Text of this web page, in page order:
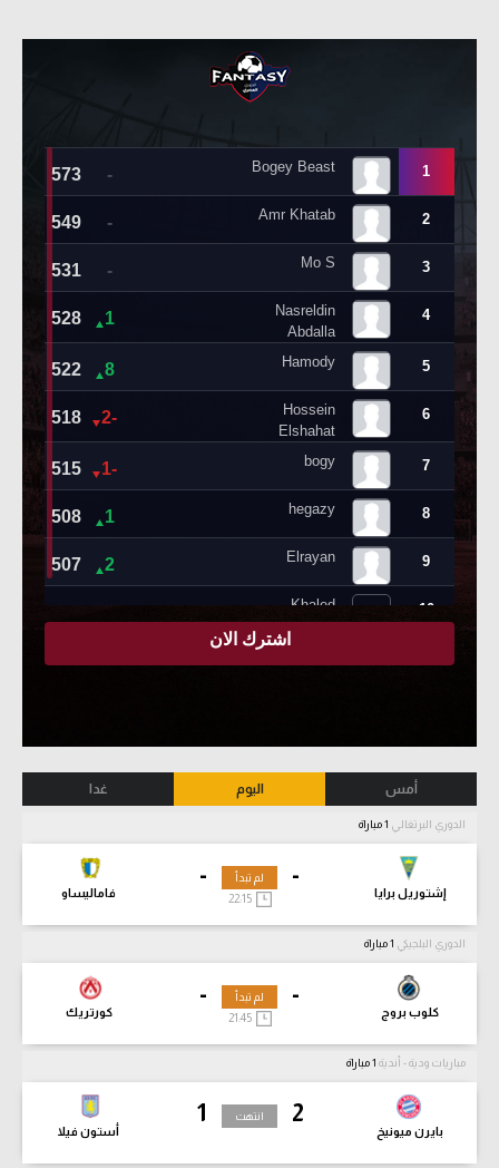
أمس اليوم غدا
الدوري البرتغالي
-
إشتوريل برايا
-
فاماليساو
لم تبدأ
22:15
الدوري البلجيكي
-
كلوب بروج
-
كورتريك
لم تبدأ
21:45
مباريات ودية - أندية
2
بايرن ميونيخ
1
أستون فيلا
انتهت